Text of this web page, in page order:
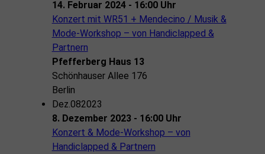
14. Februar 2024 - 16:00 Uhr
Konzert mit WR51 + Mendecino / Musik &
Mode-Workshop – von Handiclapped &
Partnern
Pfefferberg Haus 13
Schönhauser Allee 176
Berlin
Dez.082023
8. Dezember 2023 - 16:00 Uhr
Konzert & Mode-Workshop – von
Handiclapped & Partnern